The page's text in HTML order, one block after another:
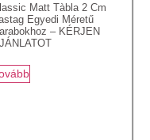
Matt Tàbla 2 Cm
Egyedi Méretű
– KÉRJEN